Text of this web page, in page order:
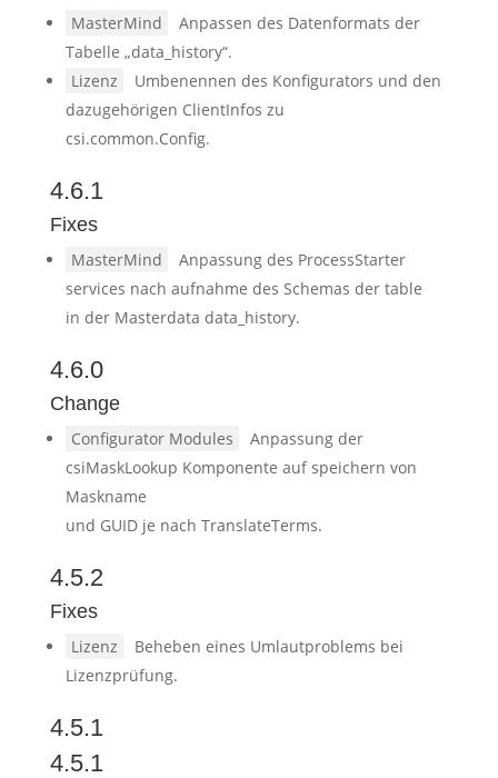
MasterMind
Anpassen des Datenformats der
Tabelle „data_history“.
Lizenz
Umbenennen des Konfigurators und den
dazugehörigen ClientInfos zu
csi.common.Config.
4.6.1
Fixes
MasterMind
Anpassung des ProcessStarter
services nach aufnahme des Schemas der table
in der Masterdata data_history.
4.6.0
Change
Configurator Modules
Anpassung der
csiMaskLookup Komponente auf speichern von
Maskname
und GUID je nach TranslateTerms.
4.5.2
Fixes
Lizenz
Beheben eines Umlautproblems bei
Lizenzprüfung.
4.5.1
4.5.1